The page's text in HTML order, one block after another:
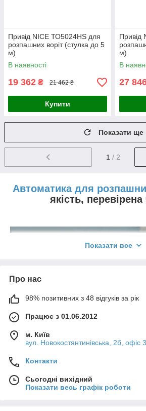
Привід NICE ТО5024НЅ для
розпашних воріт (стулка до 5
м)
В наявності
19 362 ₴ 21 462 ₴
Купити
Привід
м)
В
27
Показати ще
1 / 2
Автоматика для
якість,
Нові технології постійно розвиваються,
будинок» поступово набирає велику
намагаються з допомогою установки
механізмів зробити життя людини
Завдяки такому підходу
У розвинених країнах світу вже
самостійної процедури відкриття і
Показати все
Про нас
98% позитивних з 48 відгуків за рік
Працює з 01.06.2012
м. Київ
вул. Новокостянтинівська, 2б, офіс
Контакти
Сьогодні вихідний
Показати весь графік роботи